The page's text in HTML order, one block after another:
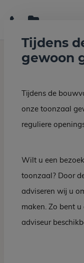
Home
Tijdens
gewoon
Tijdens de
onze toonzaal
reguliere
Wilt u een
toonzaal? Door
adviseren wij u
maken. Zo bent
adviseur